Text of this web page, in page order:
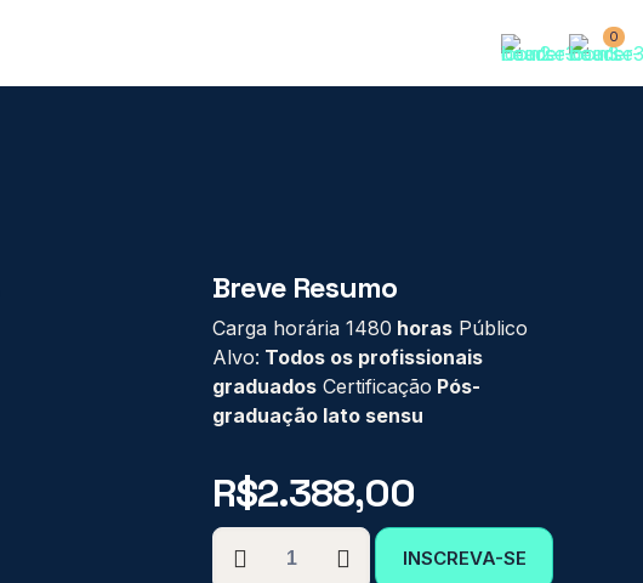
0
Breve Resumo
Carga horária 1480 horas Público
Alvo: Todos os profissionais
graduados Certificação Pós-
graduação lato sensu
R$2.388,00
PÓS-
GRADUAÇÃO
INSCREVA-SE